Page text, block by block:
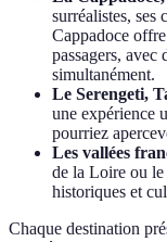
surréalistes, ses
Cappadoce
passagers, avec
simultanément.
Le Serengeti,
une expérience
pourriez
Les vallées
de la Loire ou
historiques et
Chaque destination